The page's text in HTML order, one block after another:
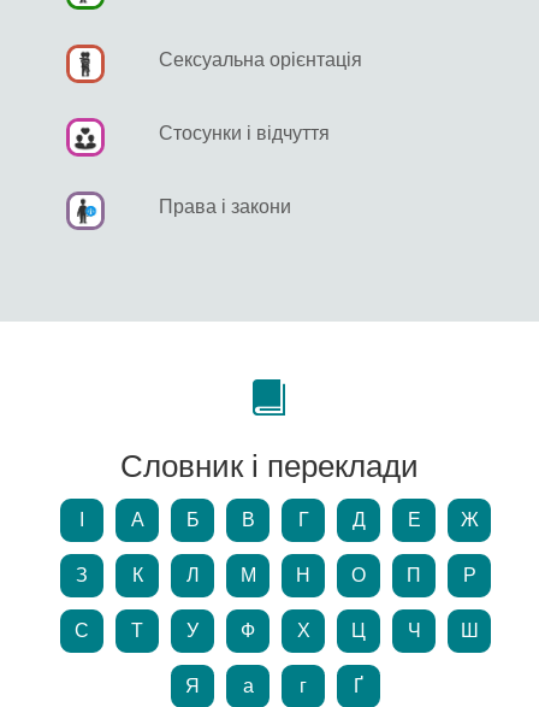
Сексуальна орієнтація
Стосунки і відчуття
Права і закони
Словник і переклади
А Б В Г Д Е Ж
З К Л М Н О П Р
С Т У Ф Х Ц Ч Ш
Я а г Ґ